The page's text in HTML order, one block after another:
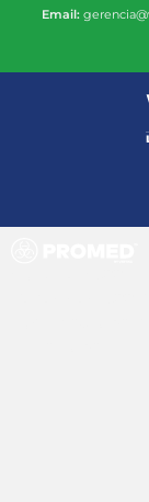
Email:
500
Hospitales